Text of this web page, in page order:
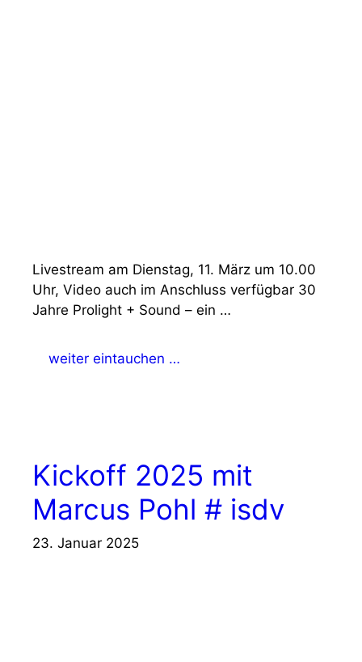
Livestream am Dienstag, 11. März um 10.00
Uhr, Video auch im Anschluss verfügbar 30
Jahre Prolight + Sound – ein …
weiter eintauchen …
Kickoff 2025 mit
Marcus Pohl # isdv
23. Januar 2025